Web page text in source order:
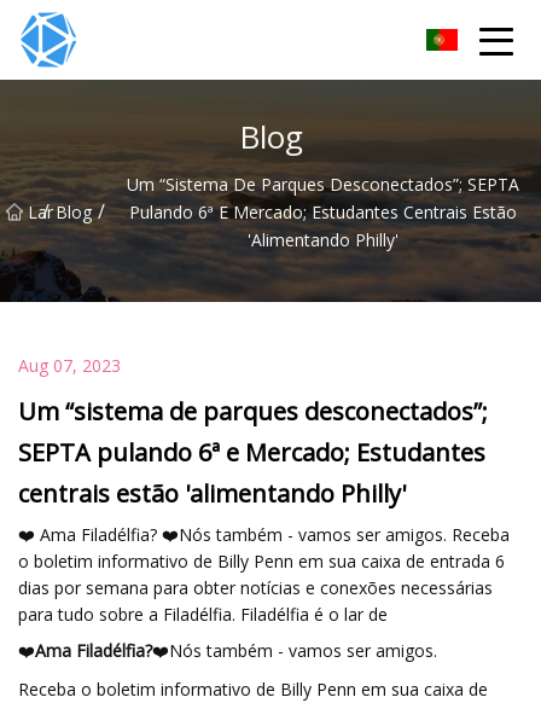
Blog
Lar
/ Blog /
Um “sistema De Parques Desconectados”; SEPTA
Pulando 6ª E Mercado; Estudantes Centrais Estão
'alimentando Philly'
Aug 07, 2023
Um “sistema de parques desconectados”;
SEPTA pulando 6ª e Mercado; Estudantes
centrais estão 'alimentando Philly'
❤️ Ama Filadélfia? ❤️Nós também - vamos ser amigos. Receba
o boletim informativo de Billy Penn em sua caixa de entrada 6
dias por semana para obter notícias e conexões necessárias
para tudo sobre a Filadélfia. Filadélfia é o lar de
❤️Ama Filadélfia?❤️Nós também - vamos ser amigos.
Receba o boletim informativo de Billy Penn em sua caixa de